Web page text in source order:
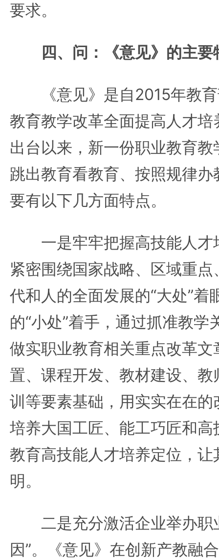
要求。
四、问：《意见》的主要
《意见》是自2015年教育
教育教学改革全面提高人才
出台以来，新一份职业教育
跳出教育看教育、按照规律
要有以下几方面特点。
一是牢牢把握高技能人才
紧密围绕国家战略、区域重
代和人的全面发展的“大处”着
的“小处”着手，通过抓准教学
做实职业教育相关重点改革
置、课程开发、教材建设、
训等要素基础，用实实在在
培养大国工匠、能工巧匠和
教育高技能人才培养定位，
明。
二是充分激活企业举办职
因”。《意见》在创新产教融